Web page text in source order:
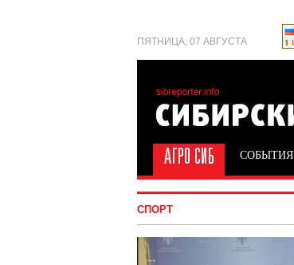
ПЯТНИЦА, 07 АВГУСТА
СОБЫТИЯ
СПОРТ